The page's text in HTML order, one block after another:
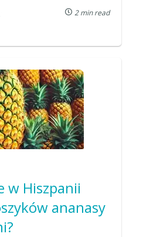
2 min read
w Hiszpanii
ananasy